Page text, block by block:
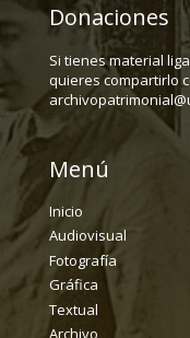
Donaciones
Si tienes material
quieres compartirlo
Menú
Inicio
Audiovisual
Fotografía
Gráfica
Textual
Archivo